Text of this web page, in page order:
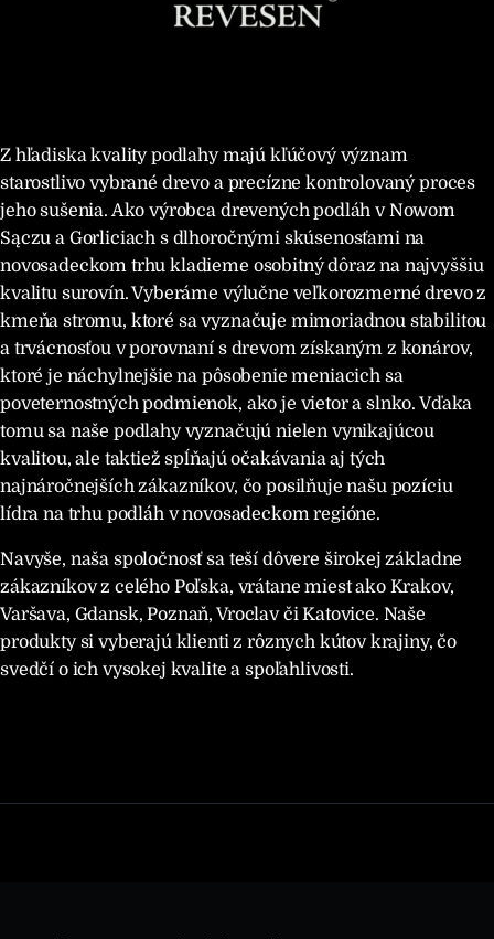
Z hľadiska kvality podlahy majú kľúčový význam
starostlivo vybrané drevo a precízne kontrolovaný proces
jeho sušenia. Ako výrobca drevených podláh v Nowom
Sączu a Gorliciach s dlhoročnými skúsenosťami na
novosadeckom trhu kladieme osobitný dôraz na najvyššiu
kvalitu surovín. Vyberáme výlučne veľkorozmerné drevo z
kmeňa stromu, ktoré sa vyznačuje mimoriadnou stabilitou
a trvácnosťou v porovnaní s drevom získaným z konárov,
ktoré je náchylnejšie na pôsobenie meniacich sa
poveternostných podmienok, ako je vietor a slnko. Vďaka
tomu sa naše podlahy vyznačujú nielen vynikajúcou
kvalitou, ale taktiež spĺňajú očakávania aj tých
najnáročnejších zákazníkov, čo posilňuje našu pozíciu
lídra na trhu podláh v novosadeckom regióne.
Navyše, naša spoločnosť sa teší dôvere širokej základne
zákazníkov z celého Poľska, vrátane miest ako Krakov,
Varšava, Gdansk, Poznaň, Vroclav či Katovice. Naše
produkty si vyberajú klienti z rôznych kútov krajiny, čo
svedčí o ich vysokej kvalite a spoľahlivosti.